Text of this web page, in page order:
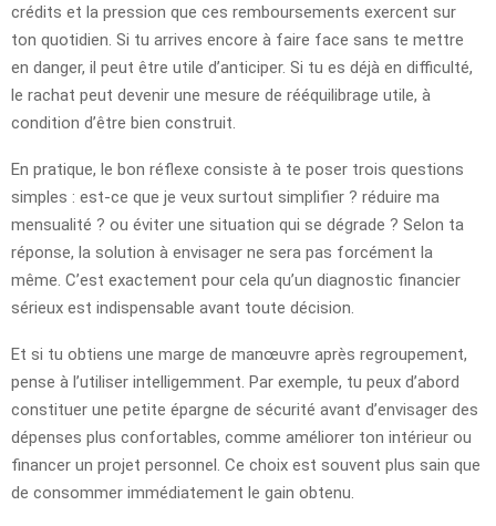
crédits et la pression que ces remboursements exercent sur
ton quotidien. Si tu arrives encore à faire face sans te mettre
en danger, il peut être utile d’anticiper. Si tu es déjà en difficulté,
le rachat peut devenir une mesure de rééquilibrage utile, à
condition d’être bien construit.
En pratique, le bon réflexe consiste à te poser trois questions
simples : est-ce que je veux surtout simplifier ? réduire ma
mensualité ? ou éviter une situation qui se dégrade ? Selon ta
réponse, la solution à envisager ne sera pas forcément la
même. C’est exactement pour cela qu’un diagnostic financier
sérieux est indispensable avant toute décision.
Et si tu obtiens une marge de manœuvre après regroupement,
pense à l’utiliser intelligemment. Par exemple, tu peux d’abord
constituer une petite épargne de sécurité avant d’envisager des
dépenses plus confortables, comme améliorer ton intérieur ou
financer un projet personnel. Ce choix est souvent plus sain que
de consommer immédiatement le gain obtenu.